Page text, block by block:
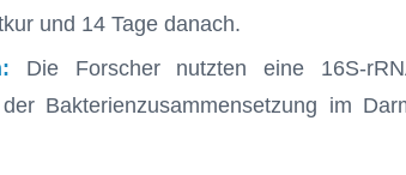
und 14 Tage danach.
Die Forscher nutzten eine 16S-
Bakterienzusammensetzung im